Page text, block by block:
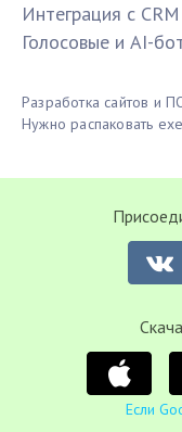
Интеграция с CRM
Голосовые и AI-
Разработка сайтов и
Нужно распаковать
Если